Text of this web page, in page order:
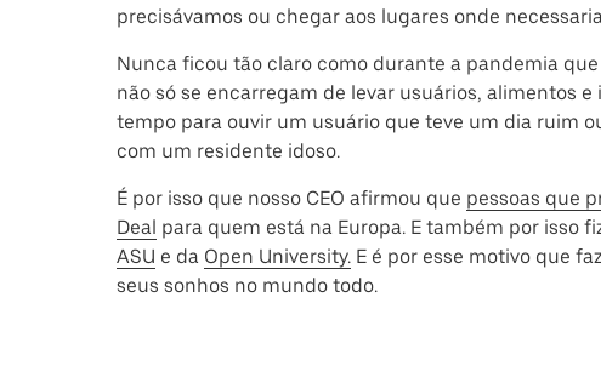
precisávamos ou chegar aos lugares onde
Nunca ficou tão claro como durante a pandemia
não só se encarregam de levar usuários, alimentos
tempo para ouvir um usuário que teve um dia ruim
com um residente idoso.
É por isso que nosso CEO afirmou que pessoas que
Deal para quem está na Europa. E também por isso
ASU e da Open University. E é por esse motivo que
seus sonhos no mundo todo.